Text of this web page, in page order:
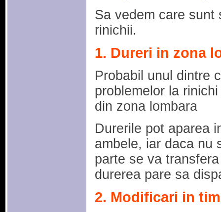
Sa vedem care sunt
rinichii.
1. Dureri in zona
Probabil unul dintre
problemelor la
din zona lombara
Durerile pot aparea
ambele, iar daca nu
parte se va
durerea pare sa
2. Modificari in